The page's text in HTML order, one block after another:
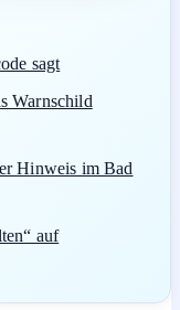
sagt
Warnschild
Hinweis im Bad
auf